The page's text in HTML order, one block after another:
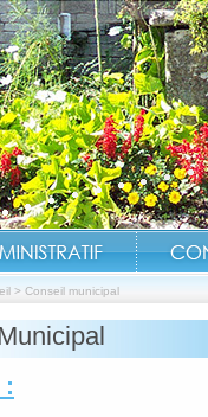
> Conseil municipal
: